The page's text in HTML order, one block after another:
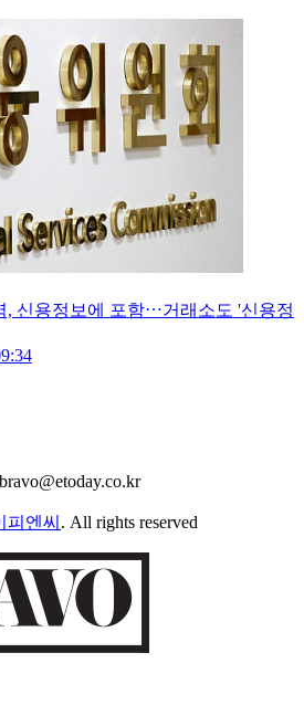
, 신용정보에 포함⋯거래소도 '신용정
피엔씨 . All rights reserved